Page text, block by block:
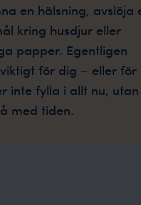
en hälsning, avslöja
kring husdjur eller
papper. Egentligen
för dig – eller för
inte fylla i allt nu, utan
med tiden.